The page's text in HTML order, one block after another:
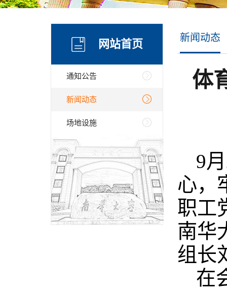
网站首页
通知公告
新闻动态
场地设施
新闻动态
体
9
心，
职工
南华
组长
在